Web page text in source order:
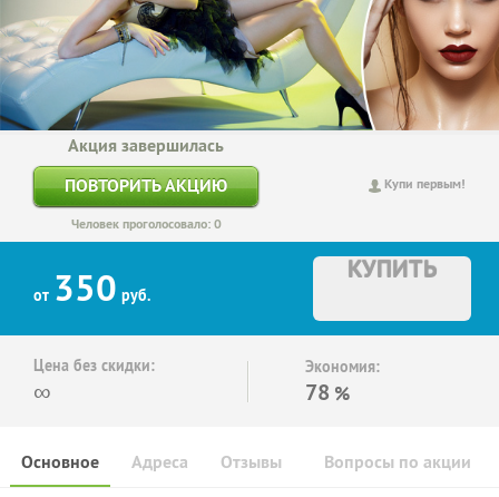
Купи первым!
Акция завершилась
ПОВТОРИТЬ АКЦИЮ
Человек проголосовало: 0
от 350 руб.
КУПИТЬ
Цена без скидки:
∞
Экономия:
78 %
Основное Отзывы Вопросы по акции
Адреса